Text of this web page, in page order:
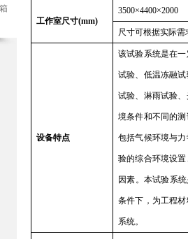
工作室尺寸(mm)
3500×4400×2000
尺寸可根据实际需
设备特点
该试验系统是在
试验、低温冻融
试验、淋雨试验
境条件和不同的
包括气候环境与
验的综合环境设
因素。本试验系
条件下，为工程
系统。